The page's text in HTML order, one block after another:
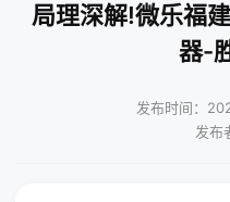
局理深解!微乐福
器-
发布时间：
发布